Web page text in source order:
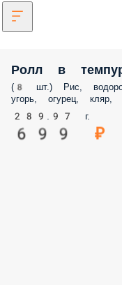
Ролл в
(8 шт.) Рис,
угорь, огурец, кляр,
289.97 г.
699 ₽